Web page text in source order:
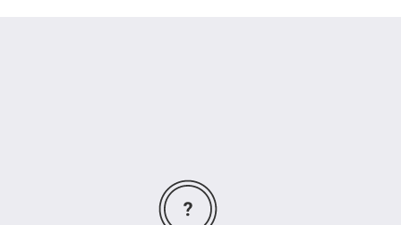
Подобные детали имеют достаточно простой принцип
работы, который заключается в том, что упругий элемент
подвески автоматически опускает автомобиль во время